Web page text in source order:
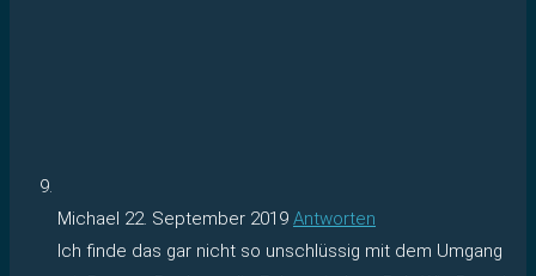
Michael 22. September 2019 Antworten
Ich finde das gar nicht so unschlüssig mit dem Umgang